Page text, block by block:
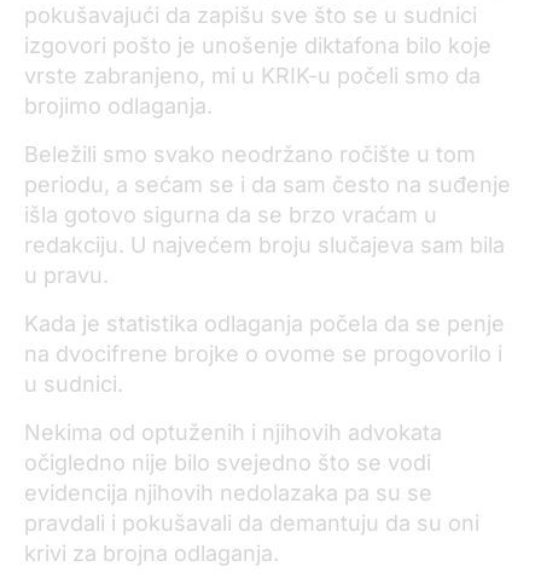
pokušavajući da zapišu sve što se u sudnici
izgovori pošto je unošenje diktafona bilo koje
vrste zabranjeno, mi u KRIK-u počeli smo da
brojimo odlaganja.
Beležili smo svako neodržano ročište u tom
periodu, a sećam se i da sam često na suđenje
išla gotovo sigurna da se brzo vraćam u
redakciju. U najvećem broju slučajeva sam bila
u pravu.
Kada je statistika odlaganja počela da se penje
na dvocifrene brojke o ovome se progovorilo i
u sudnici.
Nekima od optuženih i njihovih advokata
očigledno nije bilo svejedno što se vodi
evidencija njihovih nedolazaka pa su se
pravdali i pokušavali da demantuju da su oni
krivi za brojna odlaganja.